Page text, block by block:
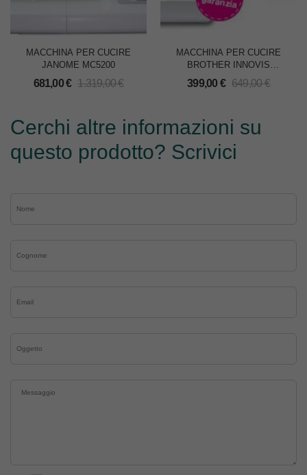
MACCHINA PER CUCIRE
JANOME MC5200
681,00€ 1.319,00€
MACCHINA PER CUCIRE
BROTHER INNOVIS
NV30M1
399,00 € 649,00€
Cerchi altre informazioni su
questo prodotto? Scrivici